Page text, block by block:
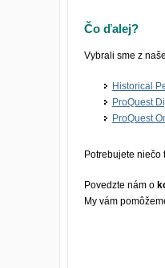
Čo ďalej?
Vybrali sme z
Historical
ProQuest
ProQuest
Potrebujete niečo
Povedzte nám o
My vám